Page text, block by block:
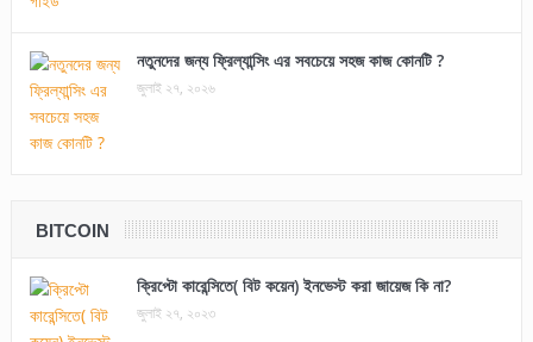
নতুনদের জন্য ফ্রিল্যান্সিং এর সবচেয়ে সহজ কাজ কোনটি ?
জুলাই ২৭, ২০২৬
BITCOIN
ক্রিপ্টো কারেন্সিতে( বিট কয়েন) ইনভেস্ট করা জায়েজ কি না?
জুলাই ২৭, ২০২৩